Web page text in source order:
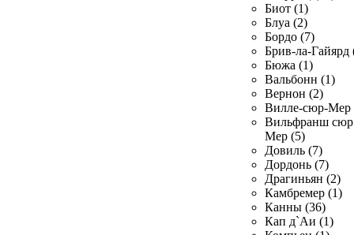
Биот (1)
Блуа (2)
Бордо (7)
Брив-ла-Гайярд
Бюжа (1)
Вальбонн (1)
Вернон (2)
Вилле-сюр-Мер
Вильфранш сюр
Мер (5)
Довиль (7)
Дордонь (7)
Драгиньян (2)
Камбремер (1)
Канны (36)
Кап д`Аи (1)